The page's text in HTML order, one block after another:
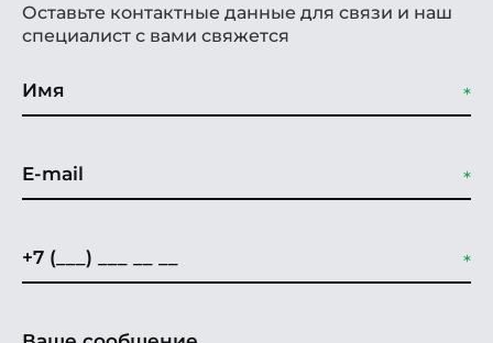
Оставьте контактные данные для связи и наш
специалист с вами свяжется